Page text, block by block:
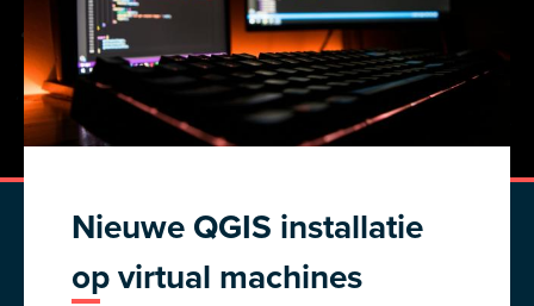
Nieuwe QGIS installatie
op virtual machines